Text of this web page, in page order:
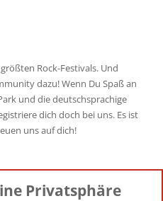
Rock-Festivals. Und
dazu! Wenn Du Spaß an
und die deutschsprachige
dich doch bei uns. Es ist
uns auf dich!
Privatsphäre